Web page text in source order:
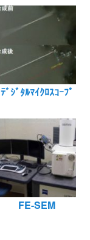
ﾃﾞｼﾞﾀﾙﾏｲｸﾛｽｺｰﾌﾟ
FE-SEM